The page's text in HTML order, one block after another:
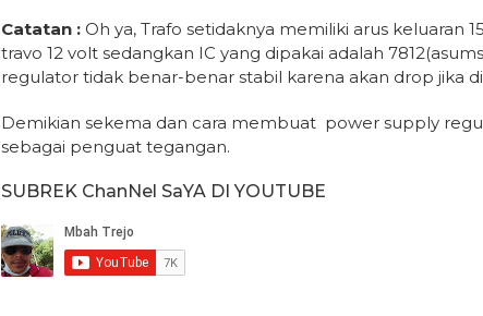
Catatan : Oh ya, Trafo setidaknya memiliki arus keluaran
travo 12 volt sedangkan IC yang dipakai adalah
regulator tidak benar-benar stabil karena akan drop jika
Demikian sekema dan cara membuat power supply
sebagai penguat tegangan.
SUBREK ChanNel SaYA DI YOUTUBE